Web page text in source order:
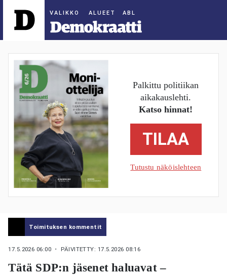
ALUEET
Palkittu politiikan
aikakauslehti.
Katso hinnat!
TILAA
Tutustu näköislehteen
Toimituksen kommentit
17.5.2026 06:00 ・ PÄIVITETTY: 17.5.2026 08:16
Tätä SDP:n jäsenet haluavat –